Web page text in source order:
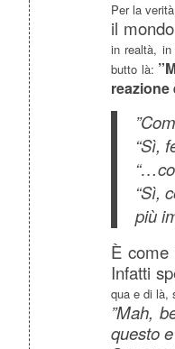
Per la verità
il
in realtà, in
butto là:
reazione
“Sì,
“Sì,
più
È come
Infatti
qua e di là,
”Mah,
questo